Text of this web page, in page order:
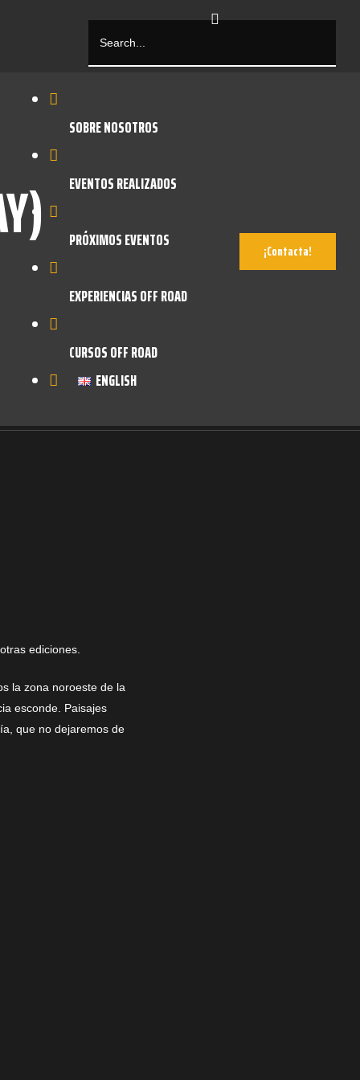
SOBRE NOSOTROS
EVENTOS REALIZADOS
PRÓXIMOS EVENTOS
EXPERIENCIAS OFF ROAD
CURSOS OFF ROAD
ENGLISH
¡Contacta!
ediciones.
la zona noroeste de la
esconde. Paisajes
que no dejaremos de